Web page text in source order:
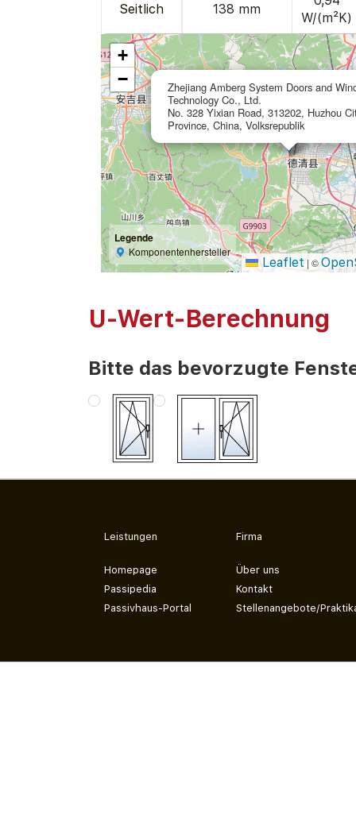
Seitlich 138 mm
W/(m²K)
Zhejiang Amberg System Doors and
Technology Co., Ltd.
No. 328 Yixian Road, 313202, Huzhou
Province, China, Volksrepublik
+
−
Legende
Komponentenhersteller
Leaflet | ©
U-Wert-Berechnung
Bitte das bevorzugte
Leistungen
Homepage
Passipedia
Passivhaus-Portal
Firma
Über uns
Kontakt
Stellenangebote/